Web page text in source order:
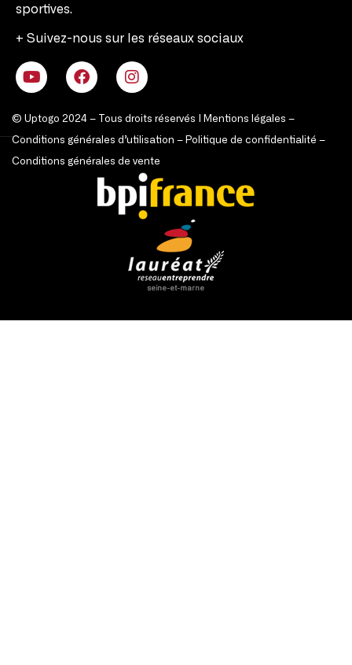
sportives.
+ Suivez-nous sur les réseaux sociaux
© Uptogo 2024 – Tous droits réservés | Mentions légales –
Conditions générales d’utilisation – Politique de confidentialité –
Conditions générales de vente